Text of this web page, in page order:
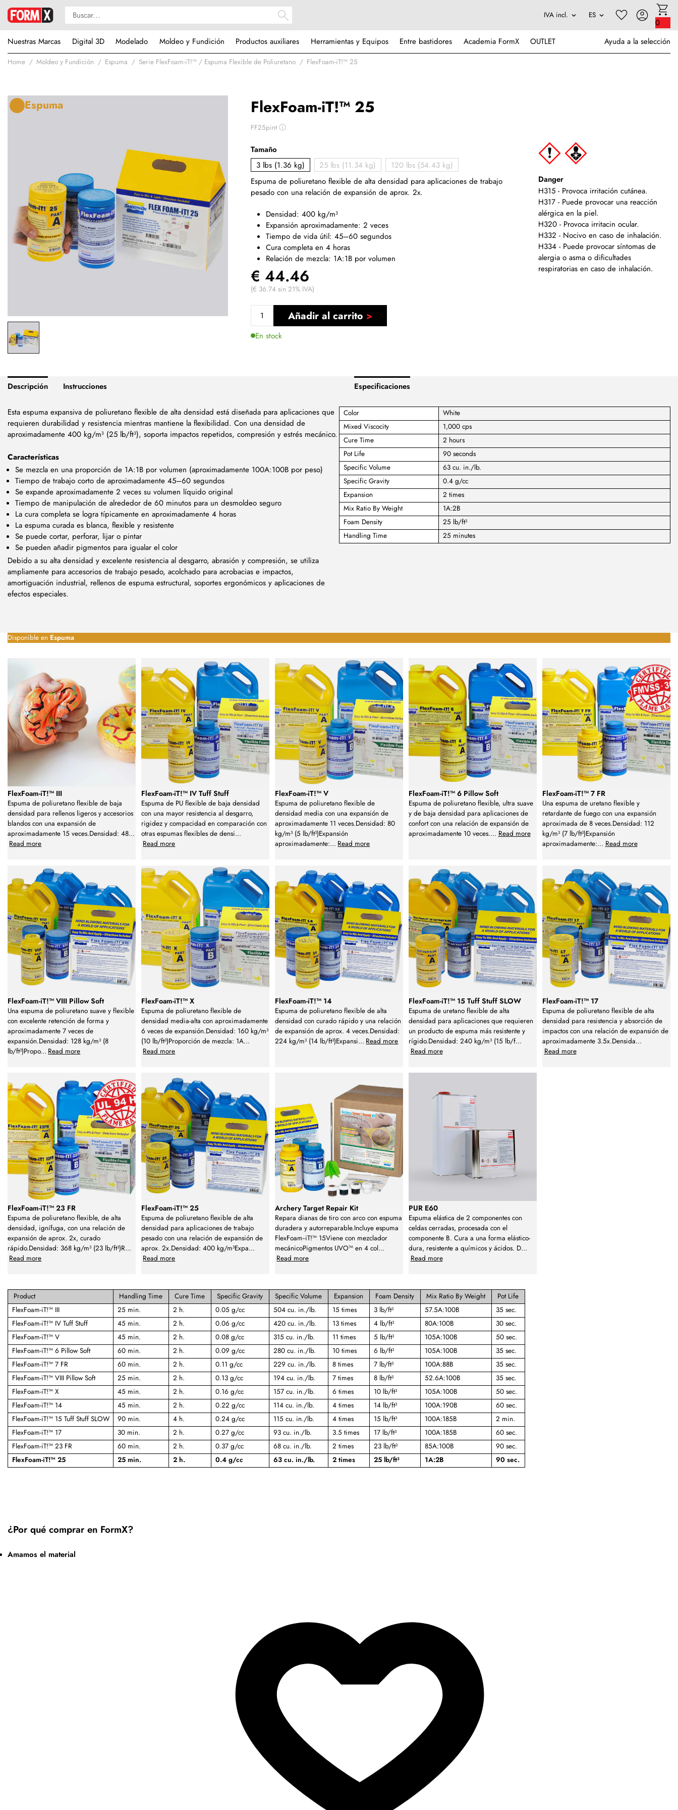
0
Nuestras Marcas
Digital 3D Modelado Moldeo y Fundición Productos auxiliares Herramientas y Equipos Entre bastidores Academia FormX OUTLET Ayuda a la selección
Home Moldeo y Fundición Espuma Serie FlexFoam-iT!™ / Espuma Flexible de Poliuretano FlexFoam-iT!™ 25
FlexFoam-iT!™ 25
FF25pintⓘ
Espuma
Tamaño
3 lbs (1.36 kg)
25 lbs (11.34 kg)
120 lbs (54.43 kg)
Espuma de poliuretano flexible de alta densidad para aplicaciones de trabajo
pesado con una relación de expansión de aprox. 2x.
Densidad: 400 kg/m³
Expansión aproximadamente: 2 veces
Tiempo de vida útil: 45–60 segundos
Cura completa en 4 horas
Relación de mezcla: 1A:1B por volumen
Danger
H315 - Provoca irritación cutánea.
H317 - Puede provocar una reacción
alérgica en la piel.
H320 - Provoca irritacin ocular.
H332 - Nocivo en caso de inhalación.
H334 - Puede provocar síntomas de
alergia o asma o dificultades
respiratorias en caso de inhalación.
€ 44.46
(€ 36.74 sin 21% IVA)
Añadir al carrito
En stock
Descripción Instrucciones Especificaciones
Esta espuma expansiva de poliuretano flexible de alta densidad está diseñada para aplicaciones que
requieren durabilidad y resistencia mientras mantiene la flexibilidad. Con una densidad de
aproximadamente 400 kg/m³ (25 lb/ft³), soporta impactos repetidos, compresión y estrés mecánico.
Características
Se mezcla en una proporción de 1A:1B por volumen (aproximadamente 100A:100B por peso)
Tiempo de trabajo corto de aproximadamente 45–60 segundos
Se expande aproximadamente 2 veces su volumen líquido original
Tiempo de manipulación de alrededor de 60 minutos para un desmoldeo seguro
La cura completa se logra típicamente en aproximadamente 4 horas
La espuma curada es blanca, flexible y resistente
Se puede cortar, perforar, lijar o pintar
Se pueden añadir pigmentos para igualar el color
Debido a su alta densidad y excelente resistencia al desgarro, abrasión y compresión, se utiliza
ampliamente para accesorios de trabajo pesado, acolchado para acrobacias e impactos,
amortiguación industrial, rellenos de espuma estructural, soportes ergonómicos y aplicaciones de
efectos especiales.
Color
White
Mixed Viscocity
1,000 cps
Cure Time
2 hours
Pot Life
90 seconds
Specific Volume
63 cu. in./lb.
Specific Gravity
0.4 g/cc
Expansion
2 times
Mix Ratio By Weight
1A:2B
Foam Density
25 lb/ft³
Handling Time
25 minutes
Disponible en Espuma
FlexFoam-iT!™ III
Espuma de poliuretano flexible de baja
densidad para rellenos ligeros y accesorios
blandos con una expansión de
aproximadamente 15 veces.Densidad: 48...
Read more
FlexFoam-iT!™ IV Tuff Stuff
Espuma de PU flexible de baja densidad
con una mayor resistencia al desgarro,
rigidez y compacidad en comparación con
otras espumas flexibles de densi...
Read more
FlexFoam-iT!™ V
Espuma de poliuretano flexible de
densidad media con una expansión de
aproximadamente 11 veces.Densidad: 80
kg/m³ (5 lb/ft³)Expansión
aproximadamente:... Read more
FlexFoam-iT!™ 6 Pillow Soft
Espuma de poliuretano flexible, ultra suave
y de baja densidad para aplicaciones de
confort con una relación de expansión de
aproximadamente 10 veces.... Read more
FlexFoam-iT!™ 7 FR
Una espuma de uretano flexible y
retardante de fuego con una expansión
aproximada de 8 veces.Densidad: 112
kg/m³ (7 lb/ft³)Expansión
aproximadamente:... Read more
FlexFoam-iT!™ VIII Pillow Soft
Una espuma de poliuretano suave y flexible
con excelente retención de forma y
aproximadamente 7 veces de
expansión.Densidad: 128 kg/m³ (8
lb/ft³)Propo... Read more
FlexFoam-iT!™ X
Espuma de poliuretano flexible de
densidad media-alta con aproximadamente
6 veces de expansión.Densidad: 160 kg/m³
(10 lb/ft³)Proporción de mezcla: 1A...
Read more
FlexFoam-iT!™ 14
Espuma de poliuretano flexible de alta
densidad con curado rápido y una relación
de expansión de aprox. 4 veces.Densidad:
224 kg/m³ (14 lb/ft³)Expansi... Read more
FlexFoam-iT!™ 15 Tuff Stuff SLOW
Espuma de uretano flexible de alta
densidad para aplicaciones que requieren
un producto de espuma más resistente y
rígido.Densidad: 240 kg/m³ (15 lb/f...
Read more
FlexFoam-iT!™ 17
Espuma de poliuretano flexible de alta
densidad para resistencia y absorción de
impactos con una relación de expansión de
aproximadamente 3.5x.Densida...
Read more
FlexFoam-iT!™ 23 FR
Espuma de poliuretano flexible, de alta
densidad, ignífuga, con una relación de
expansión de aprox. 2x, curado
rápido.Densidad: 368 kg/m³ (23 lb/ft³)R...
Read more
FlexFoam-iT!™ 25
Espuma de poliuretano flexible de alta
densidad para aplicaciones de trabajo
pesado con una relación de expansión de
aprox. 2x.Densidad: 400 kg/m³Expa...
Read more
Archery Target Repair Kit
Repara dianas de tiro con arco con espuma
duradera y autorreparable.Incluye espuma
FlexFoam‑iT!™ 15Viene con mezclador
mecánicoPigmentos UVO™ en 4 col...
Read more
PUR E60
Espuma elástica de 2 componentes con
celdas cerradas, procesada con el
componente B. Cura a una forma elástico-
dura, resistente a químicos y ácidos. D...
Read more
Product Handling Time Cure Time Specific Gravity Specific Volume Expansion Foam Density Mix Ratio By Weight
Pot Life
FlexFoam-iT!™ III
25 min. 2 h. 0.05 g/cc 504 cu. in./lb. 15 times 3 lb/ft³ 57.5A:100B
35 sec.
FlexFoam-iT!™ IV Tuff Stuff
45 min. 2 h. 0.06 g/cc 420 cu. in./lb. 13 times 4 lb/ft³ 80A:100B
30 sec.
FlexFoam-iT!™ V
45 min. 2 h. 0.08 g/cc 315 cu. in./lb. 11 times 5 lb/ft³ 105A:100B
50 sec.
FlexFoam-iT!™ 6 Pillow Soft
60 min. 2 h. 0.09 g/cc 280 cu. in./lb. 10 times 6 lb/ft³ 105A:100B
35 sec.
FlexFoam-iT!™ 7 FR
60 min. 2 h. 0.11 g/cc 229 cu. in./lb. 8 times 7 lb/ft³ 100A:88B
35 sec.
FlexFoam-iT!™ VIII Pillow Soft
25 min. 2 h. 0.13 g/cc 194 cu. in./lb. 7 times 8 lb/ft³ 52.6A:100B
35 sec.
FlexFoam-iT!™ X
45 min. 2 h. 0.16 g/cc 157 cu. in./lb. 6 times 10 lb/ft³ 105A:100B
50 sec.
FlexFoam-iT!™ 14
45 min. 2 h. 0.22 g/cc 114 cu. in./lb. 4 times 14 lb/ft³ 100A:190B
60 sec.
FlexFoam-iT!™ 15 Tuff Stuff SLOW
90 min. 4 h. 0.24 g/cc 115 cu. in./lb. 4 times 15 lb/ft³ 100A:185B
2 min.
FlexFoam-iT!™ 17
30 min. 2 h. 0.27 g/cc 93 cu. in./lb. 3.5 times 17 lb/ft³ 100A:185B
60 sec.
FlexFoam-iT!™ 23 FR
60 min. 2 h. 0.37 g/cc 68 cu. in./lb. 2 times 23 lb/ft³ 85A:100B
90 sec.
FlexFoam-iT!™ 25
25 min. 2 h. 0.4 g/cc 63 cu. in./lb. 2 times 25 lb/ft³ 1A:2B 90 sec.
¿Por qué comprar en FormX?
Amamos el material